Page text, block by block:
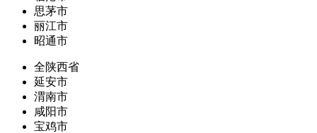
思茅市
丽江市
昭通市
全陕西省
延安市
渭南市
咸阳市
宝鸡市